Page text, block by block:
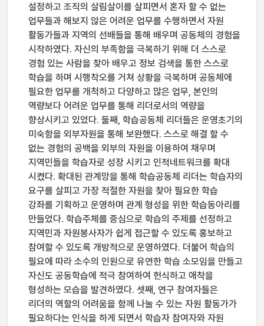
설정하고 조직의 살림살이를 살피면서 혼자 할 수 없는
업무들과 해보지 않은 어려운 업무를 수행하면서 자원
활동가들과 지역의 선배들을 통해 배우며 공동체의 경험을
시작하였다. 자신의 부족함을 극복하기 위해 더 스스로
경험 있는 사람을 찾아 배우고 정보 검색을 통한 스스로
학습을 하며 시행착오를 거쳐 상황을 극복하며 공동체에
필요한 업무를 개척하고 다양하고 많은 업무, 본인의
역량보다 어려운 업무를 통해 리더로서의 역량을
향상시키고 있었다. 둘째, 학습공동체 리더들은 운영초기의
미숙함을 외부자원을 통해 보완했다. 스스로 해결 할 수
없는 경험의 공백을 외부의 자원을 이용하여 채우며
지역민들을 학습자로 성장 시키고 인적네트워크를 확대
시켰다. 확대된 관계망을 통해 학습공동체 리더는 학습자의
요구를 살피고 가장 적절한 자원을 찾아 필요한 학습
강좌를 기획하고 운영하며 관계 형성을 위한 학습동아리를
만들었다. 학습주체를 중심으로 학습의 주제를 선정하고
지역민과 자원봉사자가 쉽게 접근할 수 있도록 홍보하고
참여할 수 있도록 개방적으로 운영하였다. 더불어 학습의
필요에 따라 소수의 인원으로 유연한 학습 소모임을 만들고
자신도 공동학습에 적극 참여하여 헌식하고 애착을
형성하는 모습을 발견하였다. 셋째, 연구 참여자들은
리더의 역할의 어려움을 함께 나눌 수 있는 자원 활동가가
필요하다는 인식을 하게 되면서 학습자 참여자와 자원